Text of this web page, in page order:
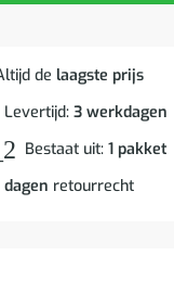
de laagste prijs
Levertijd: 3 werkdagen
Bestaat uit: 1 pakket
dagen retourrecht